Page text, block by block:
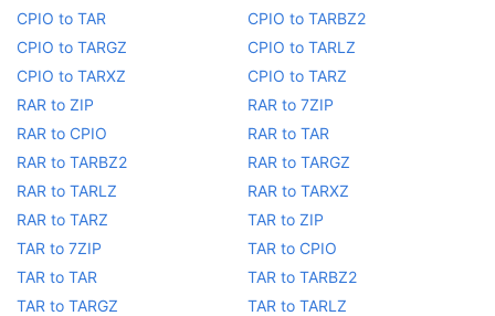
CPIO to TAR
CPIO to TARBZ2
CPIO to TARGZ
CPIO to TARLZ
CPIO to TARXZ
CPIO to TARZ
RAR to ZIP
RAR to 7ZIP
RAR to CPIO
RAR to TAR
RAR to TARBZ2
RAR to TARGZ
RAR to TARLZ
RAR to TARXZ
RAR to TARZ
TAR to ZIP
TAR to 7ZIP
TAR to CPIO
TAR to TAR
TAR to TARBZ2
TAR to TARGZ
TAR to TARLZ